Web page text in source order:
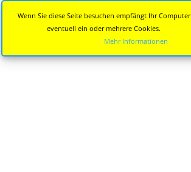
Wenn Sie diese Seite besuchen empfängt Ihr Computer
eventuell ein oder mehrere Cookies.
Mehr Informationen